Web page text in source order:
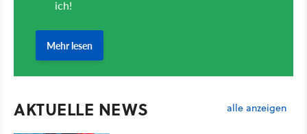
AKTUELLE NEWS alle anzeigen